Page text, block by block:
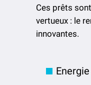
Ces prêts
vertueux : le
innovantes.